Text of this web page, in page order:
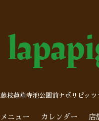
藤枝蓮華寺池公園前ナポリピッツ
メニュー カレンダー 店